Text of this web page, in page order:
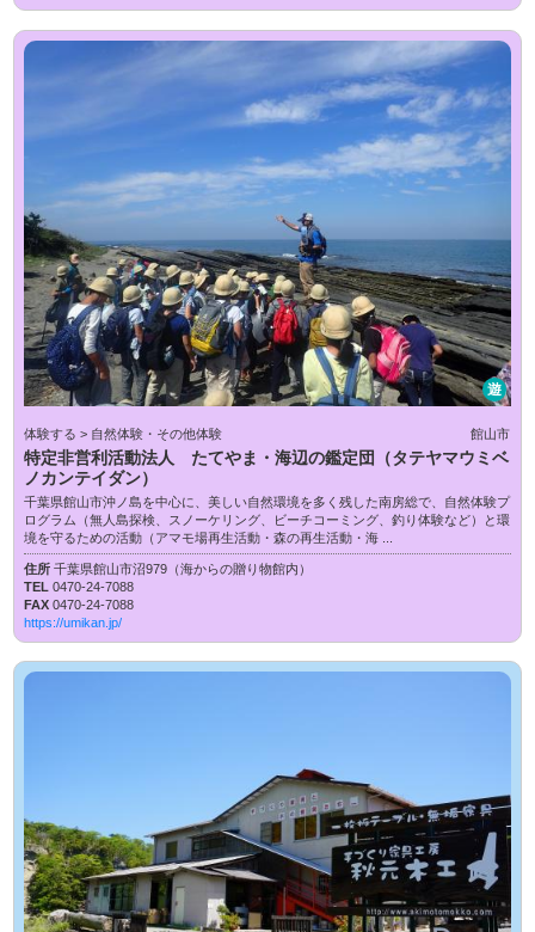
遊
体験する > 自然体験・その他体験 館山市
特定非営利活動法人 たてやま・海辺の鑑定団（タテヤマウミベ
ノカンテイダン）
千葉県館山市沖ノ島を中心に、美しい自然環境を多く残した南房総で、自然体験プ
ログラム（無人島探検、スノーケリング、ビーチコーミング、釣り体験など）と環
境を守るための活動（アマモ場再生活動・森の再生活動・海 ...
住所千葉県館山市沼979（海からの贈り物館内）
TEL0470-24-7088
FAX0470-24-7088
https://umikan.jp/